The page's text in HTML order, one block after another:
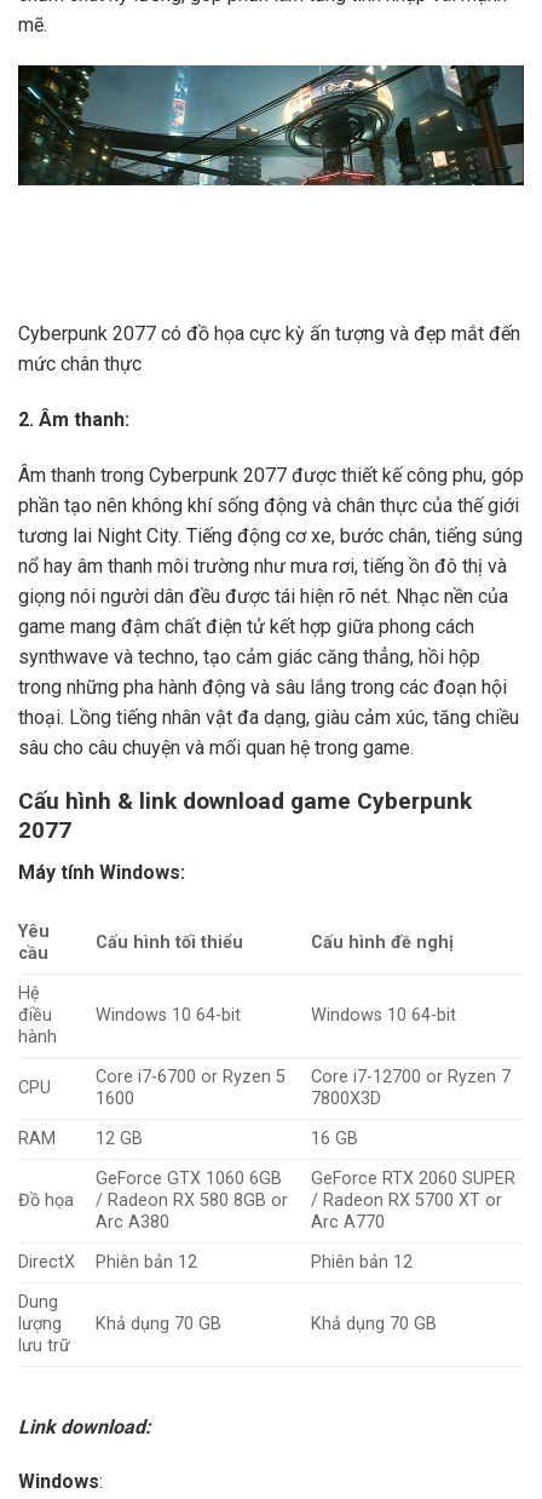
mẽ.
Cyberpunk 2077 có đồ họa cực kỳ ấn tượng và đẹp mắt đến
mức chân thực
2. Âm thanh:
Âm thanh trong Cyberpunk 2077 được thiết kế công phu, góp
phần tạo nên không khí sống động và chân thực của thế giới
tương lai Night City. Tiếng động cơ xe, bước chân, tiếng súng
nổ hay âm thanh môi trường như mưa rơi, tiếng ồn đô thị và
giọng nói người dân đều được tái hiện rõ nét. Nhạc nền của
game mang đậm chất điện tử kết hợp giữa phong cách
synthwave và techno, tạo cảm giác căng thẳng, hồi hộp
trong những pha hành động và sâu lắng trong các đoạn hội
thoại. Lồng tiếng nhân vật đa dạng, giàu cảm xúc, tăng chiều
sâu cho câu chuyện và mối quan hệ trong game.
Cấu hình & link download game Cyberpunk
2077
Máy tính Windows:
Yêu
cầu
Cấu hình tối thiểu Cấu hình đề nghị
Hệ
điều
hành
Windows 10 64-bit Windows 10 64-bit
CPU
Core i7-6700 or Ryzen 5
1600
Core i7-12700 or Ryzen 7
7800X3D
RAM
12 GB 16 GB
Đồ họa
GeForce GTX 1060 6GB
/ Radeon RX 580 8GB or
Arc A380
GeForce RTX 2060 SUPER
/ Radeon RX 5700 XT or
Arc A770
DirectX
Phiên bản 12
Phiên bản 12
Dung
lượng
lưu trữ
Khả dụng 70 GB Khả dụng 70 GB
Link download:
Windows: